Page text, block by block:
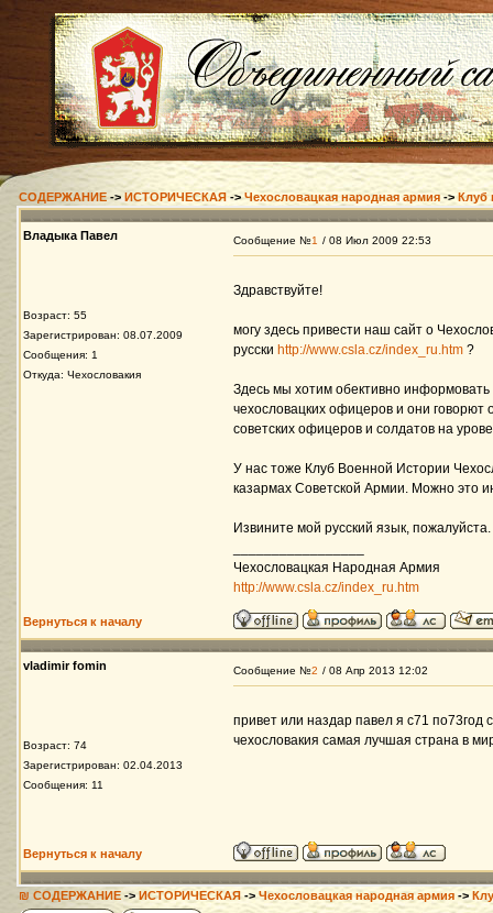
СОДЕРЖАНИЕ ->ИСТОРИЧЕСКАЯ->Чехословацкая народная армия -> Клуб
Владыка Павел
Возраст: 55
Зарегистрирован: 08.07.2009
Сообщения: 1
Откуда: Чехословакия
Сообщение №1 / 08 Июл 2009 22:53
Здравствуйте!
могу здесь привести наш сайт о
русски http://www.csla.cz/index_ru.htm ?
Здесь мы хотим обективно
чехословацких офицеров и они
советских офицеров и солдатов на
У нас тоже Клуб Военной Истории
казармах Советской Армии. Можно это
Извините мой русский язык,
Чехословацкая Народная Армия
http://www.csla.cz/index_ru.htm
Вернуться к началу
vladimir fomin
Возраст: 74
Зарегистрирован: 02.04.2013
Сообщения: 11
Сообщение №2 / 08 Апр 2013 12:02
привет или наздар павел я с71 по73год
чехословакия самая лучшая страна в
Вернуться к началу
₪ СОДЕРЖАНИЕ->ИСТОРИЧЕСКАЯ-> Чехословацкая народная армия ->